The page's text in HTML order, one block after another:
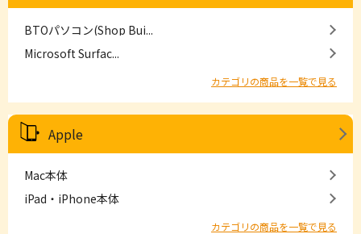
BTOパソコン(Shop Bui...
Microsoft Surfac...
カテゴリの商品を一覧で見る
Apple
Mac本体
iPad・iPhone本体
カテゴリの商品を一覧で見る